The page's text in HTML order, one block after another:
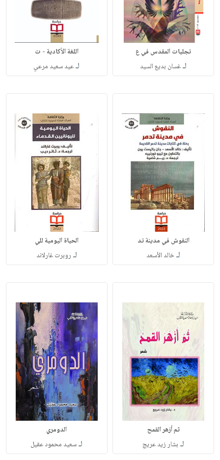
تجليات المقدس في ع
لـغسان بديع السيد
اللغة الأكادية - ت
لـعيد سعيد مرعي
النقوش في مدينة تد
لـخالد الأسعد
الحياة اليومية للي
لـ روبرت غارلاند
ثم أزهر القمح
لـ بشار زيد عريج
الدومري
لـسعيد محمود عقيل